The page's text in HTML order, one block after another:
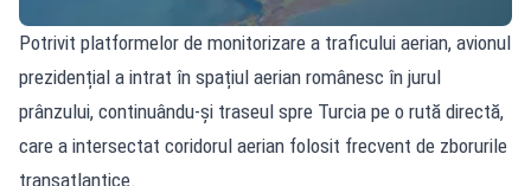
Potrivit platformelor de monitorizare a traficului aerian, avionul
prezidențial a intrat în spațiul aerian românesc în jurul
prânzului, continuându‑și traseul spre Turcia pe o rută directă,
care a intersectat coridorul aerian folosit frecvent de zborurile
transatlantice.